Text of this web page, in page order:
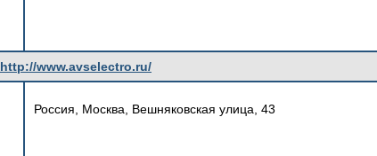
http://www.avselectro.ru/
Россия, Москва, Вешняковская улица, 43